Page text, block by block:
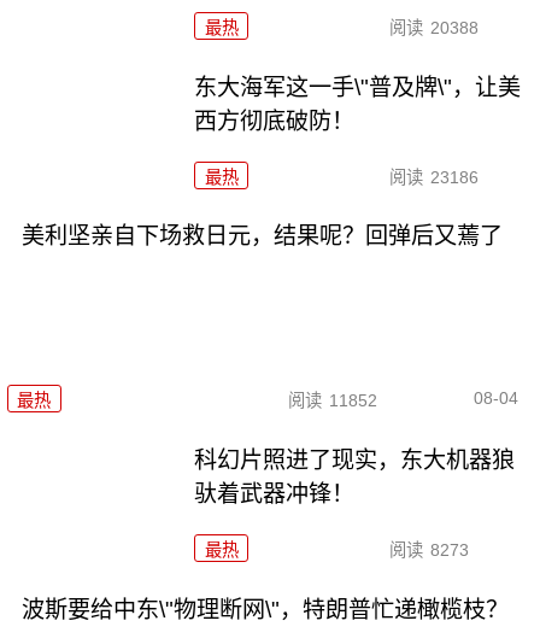
最热 阅读 20388
东大海军这一手\"普及牌\"，让美
西方彻底破防！
最热 阅读 23186
美利坚亲自下场救日元，结果呢？回弹后又蔫了
最热 阅读 11852 08-04
科幻片照进了现实，东大机器狼
驮着武器冲锋！
最热 阅读 8273
波斯要给中东\"物理断网\"，特朗普忙递橄榄枝？